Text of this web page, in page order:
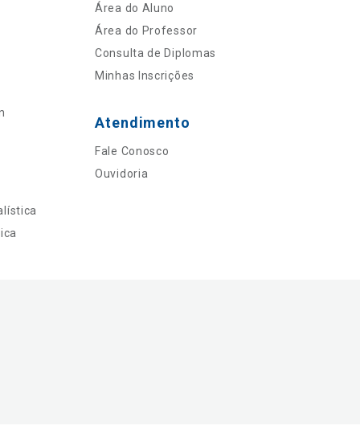
Área do Aluno
Área do Professor
Consulta de Diplomas
Minhas Inscrições
Atendimento
Fale Conosco
Ouvidoria